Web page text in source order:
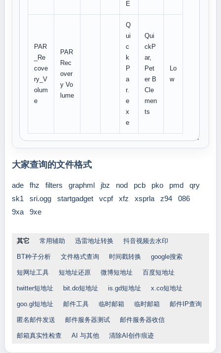
E
PAR
_Re
cove
ry_V
olum
e
PAR
Rec
over
y Vo
lume
Q
ui
c
k
P
a
r.
e
x
e
Qui
ckP
ar,
Pet
er B
Cle
men
ts
Lo
w
大家查询的文件格式
ade fhz filters graphml jbz nod pcb pko pmd
qry
sk1
sri.ogg startgadget vcpf xfz xsprla z94
086
9xa
9xe
其它 常用辅助 迅雷地址转换 抖音视频去水印
BT种子分析 文件格式查询 时间戳转换 google搜索
短网址工具 短地址还原 微博短地址 百度短地址
twitter短地址 bit.do短地址 is.gd短地址 x.co短地址
goo.gl短地址 邮件工具 临时邮箱 临时邮箱 邮件IP查询
匿名邮件发送 邮件服务器测试 邮件服务器收信
邮箱真实性检查 AI 与其他 清除AI创作痕迹